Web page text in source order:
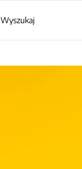
Wyszukaj